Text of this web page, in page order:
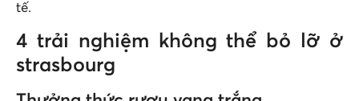
tế.
4 trải nghiệm không thể bỏ lỡ ở
strasbourg